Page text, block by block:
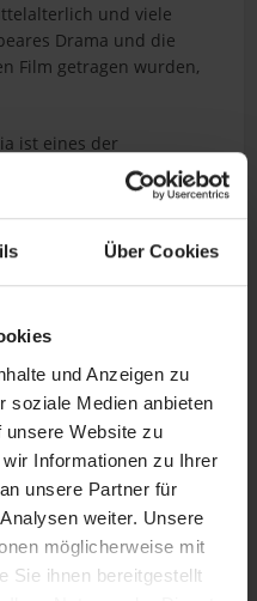
Über Cookies
und Anzeigen zu
soziale Medien anbieten
unsere Website zu
Informationen zu Ihrer
unsere Partner für
weiter. Unsere
möglicherweise mit
Sie ihnen bereitgestellt
und viele
Drama und die
Film getragen wurden,
ist eines der
mit der Arena in
in Verona
wie eine
nach dem Kauf
Nachbildung der
des 15.
Keramik
Uhr geöffnet
Uhr bis 19:30 Uhr